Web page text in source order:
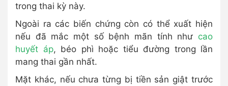
trong thai kỳ này.
Ngoài ra các biến chứng còn có thể xuất hiện
nếu đã mắc một số bệnh mãn tính như cao
huyết áp, béo phì hoặc tiểu đường trong lần
mang thai gần nhất.
Mặt khác, nếu chưa từng bị tiền sản giật trước